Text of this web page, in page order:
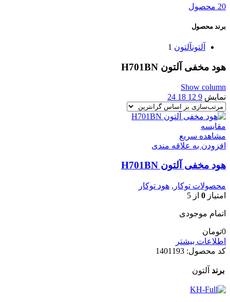
20 محصول
برند محصول
آلتونآلتون 1
هود مخفی آلتون H701BN
Show column
نمایش 9
12
18
24
مقایسه
مشاهده سریع
افزودن به علاقه مندی
هود مخفی آلتون H701BN
محصولات توکار , هود توکار
امتیاز 0 از 5
اتمام موجودی
0تومان
اطلاعات بیشتر
کد محصول: 1401193
برند آلتون